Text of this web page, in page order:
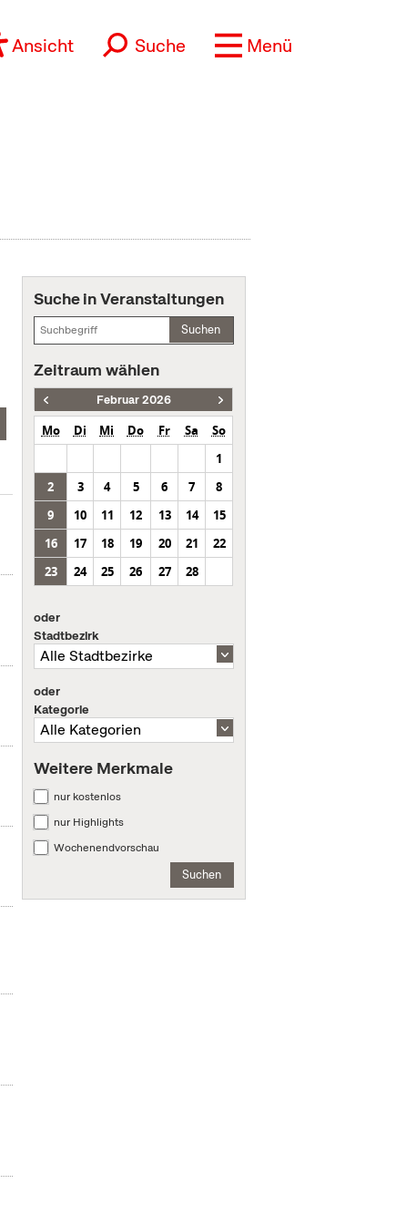
Ansicht Suche Menü
Suche in Veranstaltungen
Suchen
Zeitraum wählen
Februar 2026
Mo Di Mi Do Fr Sa
So
1
2
3 4 5 6 7
8
9
10 11 12 13 14
15
16
17 18 19 20 21
22
23
24 25 26 27 28
oder
Stadtbezirk
oder
Kategorie
Weitere Merkmale
nur kostenlos
nur Highlights
Wochenendvorschau
Suchen